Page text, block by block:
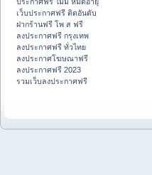
เว็บประกาศฟรี ติดอันดับ
ฝากร้านฟรี โพ ส ฟรี
ลงประกาศฟรี กรุงเทพ
ลงประกาศฟรี ทั่วไทย
ลงประกาศโฆษณาฟรี
ลงประกาศฟรี 2023
รวมเว็บลงประกาศฟรี